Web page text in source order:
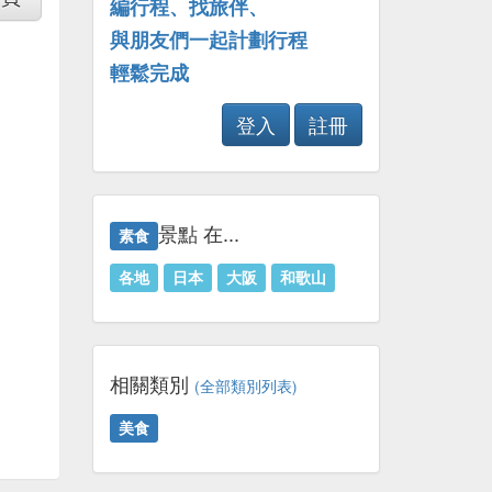
編行程、找旅伴、
與朋友們一起計劃行程
輕鬆完成
登入
註冊
素食 景點 在...
各地 日本 大阪 和歌山
相關類別 (全部類別列表)
美食